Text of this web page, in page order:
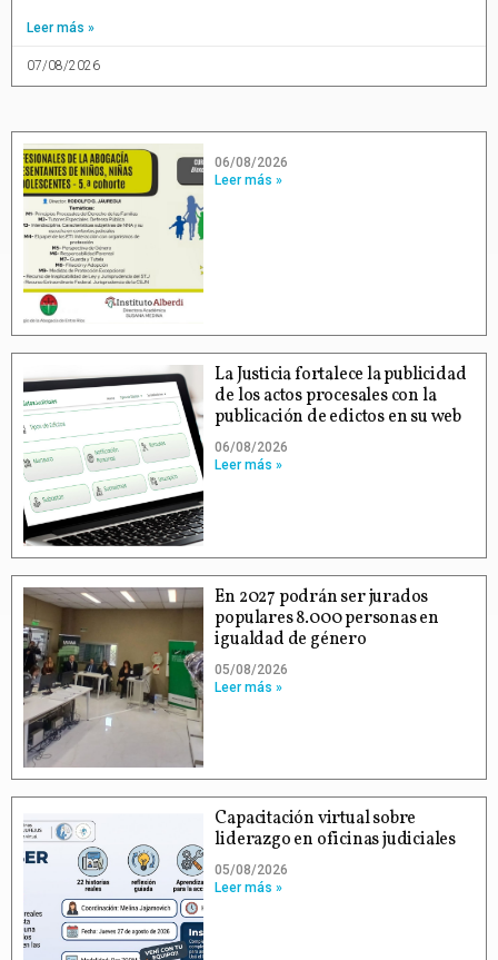
Leer más »
07/08/2026
06/08/2026
Leer más »
La Justicia fortalece la publicidad
de los actos procesales con la
publicación de edictos en su web
06/08/2026
Leer más »
En 2027 podrán ser jurados
populares 8.000 personas en
igualdad de género
05/08/2026
Leer más »
Capacitación virtual sobre
liderazgo en oficinas judiciales
05/08/2026
Leer más »